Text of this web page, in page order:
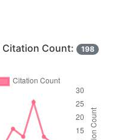
Citation Count: 198